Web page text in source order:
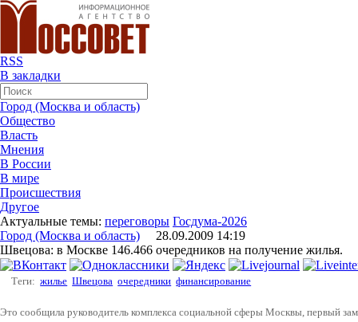
RSS
В закладки
Город (Москва и область)
Общество
Власть
Мнения
В России
В мире
Происшествия
Другое
Актуальные темы: переговоры Госдума-2026
Город (Москва и область) 28.09.2009 14:19
Швецова: в Москве 146.466 очередников на получение жилья.
Теги: жилье Швецова очередники финансирование
Это сообщила руководитель комплекса социальной сферы Москвы, первый